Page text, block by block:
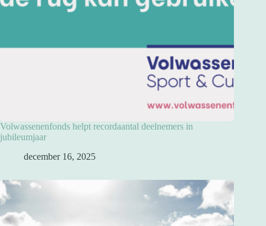
Volwassenenfonds helpt recordaantal deelnemers in
jubileumjaar
december 16, 2025